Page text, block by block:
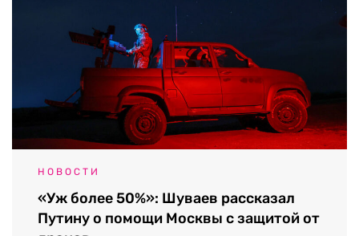
НОВОСТИ
«Уж более 50%»: Шуваев рассказал
Путину о помощи Москвы с защитой от